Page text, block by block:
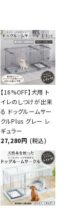
【16%OFF】犬用 ト
イレのしつけが出来
る ドッグルームサー
クルPlus グレー レ
ギュラー
27,280円 (税込)